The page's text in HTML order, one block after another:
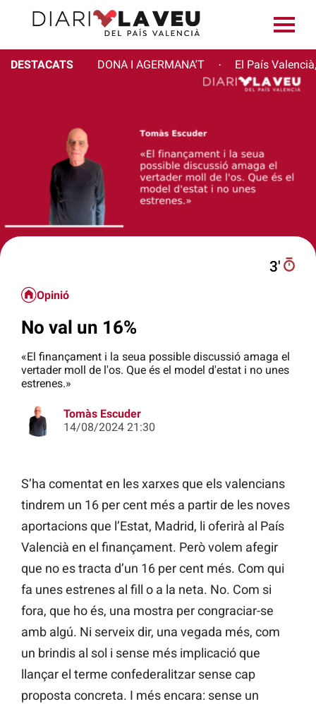
DESTACATS DONA I AGERMANA'T · El País
3′
Opinió
No val un 16%
«El finançament i la seua possible discussió amaga el
vertader moll de l'os. Que és el model d'estat i no unes
estrenes.»
Tomàs Escuder
14/08/2024 21:30
S’ha comentat en les xarxes que els valencians
tindrem un 16 per cent més a partir de les noves
aportacions que l’Estat, Madrid, li oferirà al País
Valencià en el finançament. Però volem afegir
que no es tracta d’un 16 per cent més. Com qui
fa unes estrenes al fill o a la neta. No. Com si
fora, que ho és, una mostra per congraciar-se
amb algú. Ni serveix dir, una vegada més, com
un brindis al sol i sense més implicació que
llançar el terme confederalitzar sense cap
proposta concreta. I més encara: sense un